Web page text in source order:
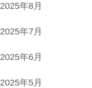
2025年8月
2025年7月
2025年6月
2025年5月